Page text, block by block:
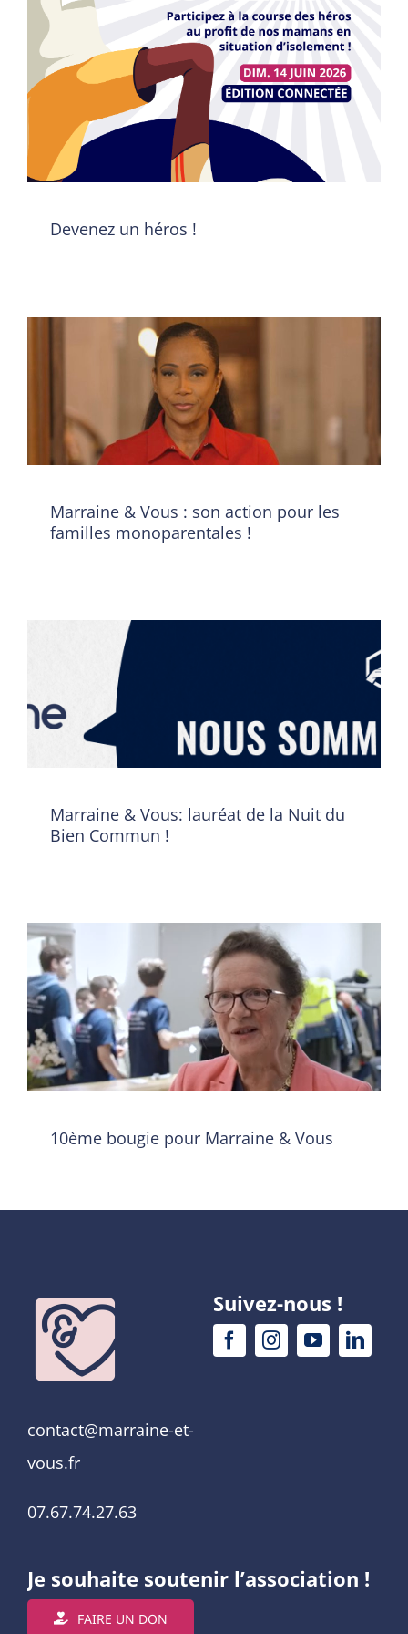
Nous soutenir
Contactez-nousDevenez un héros !
Evènement
Devenez un héros !
Marraine & Vous : son action
pour les familles
monoparentales !
Marraine & Vous : son action pour les
familles monoparentales !
Marraine & Vous: lauréat de
la Nuit du Bien Commun !
Evènement
Marraine & Vous: lauréat de la Nuit du
Bien Commun !
10ème bougie pour Marraine
& Vous
Evènement
10ème bougie pour Marraine & Vous
contact@marraine-et-
vous.fr
07.67.74.27.63
Suivez-nous !
Je souhaite soutenir l’association !
FAIRE UN DON